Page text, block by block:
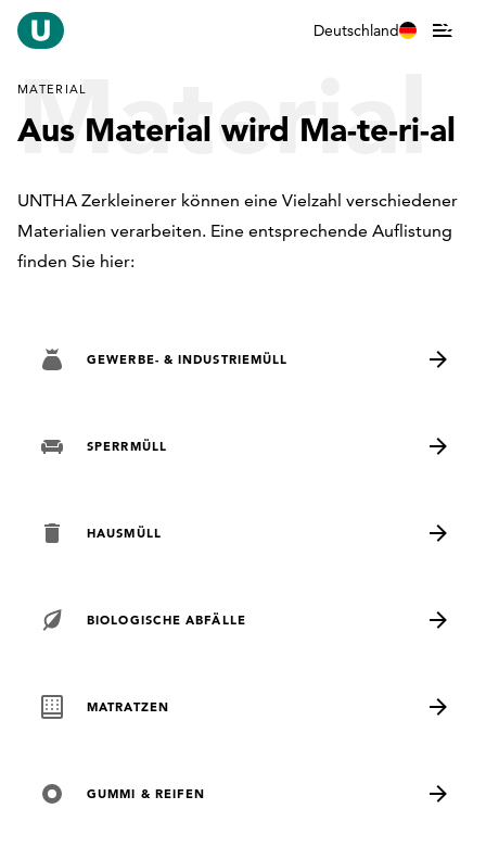
Deutschland
Material
MATERIAL
Aus Material wird Ma-te-ri-al
UNTHA Zerkleinerer können eine Vielzahl verschiedener
Materialien verarbeiten. Eine entsprechende Auflistung
finden Sie hier:
GEWERBE- & INDUSTRIEMÜLL
SPERRMÜLL
HAUSMÜLL
BIOLOGISCHE ABFÄLLE
MATRATZEN
GUMMI & REIFEN